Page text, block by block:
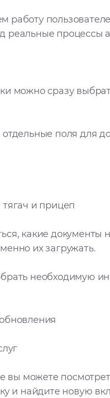
работу
реальные процессы
можно сразу
поля для
и прицеп
какие документы
их загружать.
необходимую
вы можете
и найдите новую